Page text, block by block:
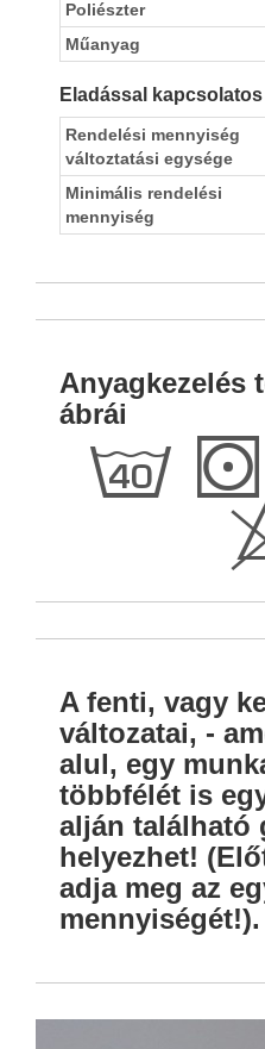
Poliészter
Műanyag
Eladással
Rendelési mennyiség
változtatási egysége
Minimális rendelési
mennyiség
Anyagkezelés
ábrái
h S
A fenti, vagy
változatai, -
alul, egy
többfélét is
alján található
helyezhet!
adja meg az
mennyiségét!).